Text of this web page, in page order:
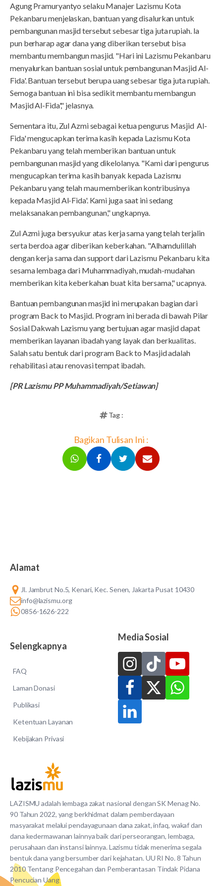
Agung Pramuryantyo selaku Manajer Lazismu Kota
Pekanbaru menjelaskan, bantuan yang disalurkan untuk
pembangunan masjid tersebut sebesar tiga juta rupiah. Ia
pun berharap agar dana yang diberikan tersebut bisa
membantu membangun masjid. "Hari ini Lazismu Pekanbaru
menyalurkan bantuan sosial untuk pembangunan Masjid Al-
Fida'. Bantuan tersebut berupa uang sebesar tiga juta rupiah.
Semoga bantuan ini bisa sedikit membantu membangun
Masjid Al-Fida'," jelasnya.
Sementara itu, Zul Azmi sebagai ketua pengurus Masjid Al-
Fida' mengucapkan terima kasih kepada Lazismu Kota
Pekanbaru yang telah memberikan bantuan untuk
pembangunan masjid yang dikelolanya. "Kami dari pengurus
mengucapkan terima kasih banyak kepada Lazismu
Pekanbaru yang telah mau memberikan kontribusinya
kepada Masjid Al-Fida'. Kami juga saat ini sedang
melaksanakan pembangunan," ungkapnya.
Zul Azmi juga bersyukur atas kerja sama yang telah terjalin
serta berdoa agar diberikan keberkahan. "Alhamdulillah
dengan kerja sama dan support dari Lazismu Pekanbaru kita
sesama lembaga dari Muhammadiyah, mudah-mudahan
memberikan kita keberkahan buat kita bersama," ucapnya.
Bantuan pembangunan masjid ini merupakan bagian dari
program Back to Masjid. Program ini berada di bawah Pilar
Sosial Dakwah Lazismu yang bertujuan agar masjid dapat
memberikan layanan ibadah yang layak dan berkualitas.
Salah satu bentuk dari program Back to Masjid adalah
rehabilitasi atau renovasi tempat ibadah.
[PR Lazismu PP Muhammadiyah/Setiawan]
Tag :
Bagikan Tulisan Ini :
LAZISMU adalah lembaga zakat nasional dengan SK Menag No.
90 Tahun 2022, yang berkhidmat dalam pemberdayaan
masyarakat melalui pendayagunaan dana zakat, infaq, wakaf dan
dana kedermawanan lainnya baik dari perseorangan, lembaga,
perusahaan dan instansi lainnya. Lazismu tidak menerima segala
bentuk dana yang bersumber dari kejahatan. UU RI No. 8 Tahun
2010 Tentang Pencegahan dan Pemberantasan Tindak Pidana
Pencucian Uang
Alamat
Jl. Jambrut No.5, Kenari, Kec. Senen, Jakarta Pusat 10430
info@lazismu.org
0856-1626-222
Selengkapnya
FAQ
Laman Donasi
Publikasi
Ketentuan Layanan
Kebijakan Privasi
Media Sosial